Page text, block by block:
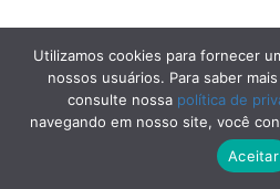
Utilizamos cookies para fornecer
nossos usuários. Para saber
consulte nossa política de
navegando em nosso site, você
Aceitar